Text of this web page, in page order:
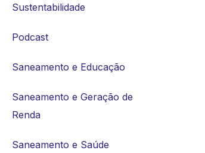
Sustentabilidade
Podcast
Saneamento e Educação
Saneamento e Geração de
Renda
Saneamento e Saúde